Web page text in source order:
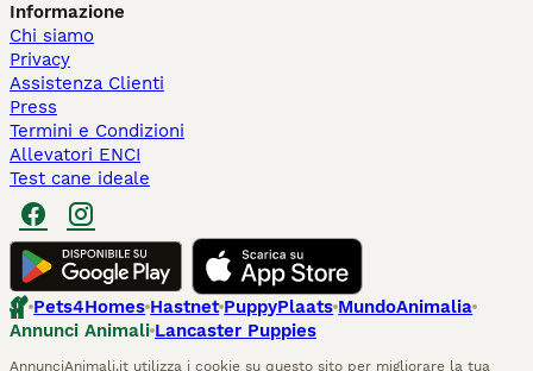
Informazione
Chi siamo
Privacy
Assistenza Clienti
Press
Termini e Condizioni
Allevatori ENCI
Test cane ideale
Pets4Homes Hastnet PuppyPlaats MundoAnimalia
Annunci Animali Lancaster Puppies
AnnunciAnimali.it utilizza i cookie su questo sito per migliorare la tua